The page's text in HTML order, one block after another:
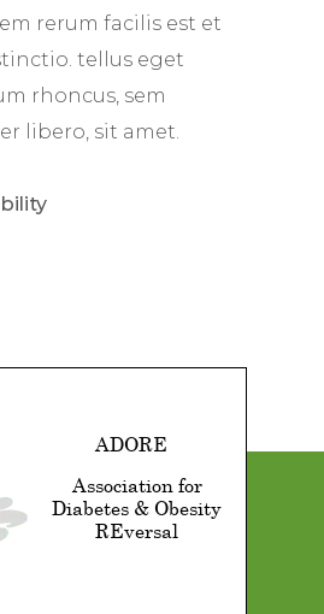
rerum facilis est et
tellus eget
rhoncus, sem
libero, sit amet.
ADORE
Association for
Diabetes & Obesity
REversal